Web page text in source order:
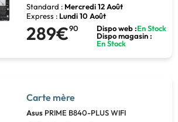
Standard : Mercredi 12 Août
Express : Lundi 10 Août
289€90 Dispo web :En Stock
Dispo magasin :
En Stock
Carte mère
Asus PRIME B840-PLUS WIFI